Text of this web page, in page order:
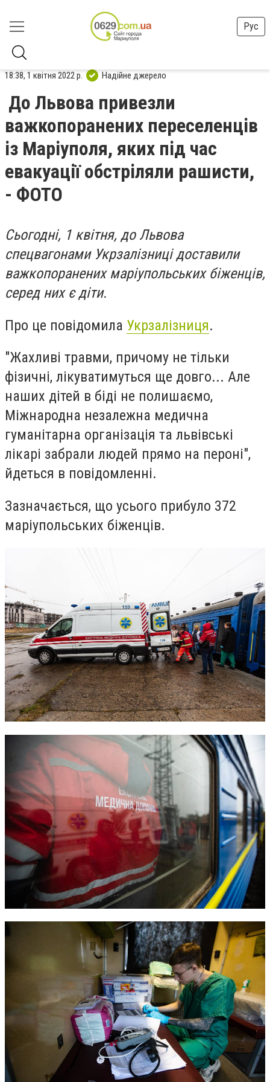
Рус
18:38, 1 квітня 2022 р. Надійне джерело
До Львова привезли
важкопоранених переселенців
із Маріуполя, яких під час
евакуації обстріляли рашисти,
- ФОТО
Сьогодні, 1 квітня, до Львова
спецвагонами Укрзалізниці доставили
важкопоранених маріупольських біженців,
серед них є діти.
Про це повідомила Укрзалізниця.
"Жахливі травми, причому не тільки
фізичні, лікуватимуться ще довго... Але
наших дітей в біді не полишаємо,
Міжнародна незалежна медична
гуманітарна організація та львівські
лікарі забрали людей прямо на пероні",
йдеться в повідомленні.
Зазначається, що усього прибуло 372
маріупольських біженців.